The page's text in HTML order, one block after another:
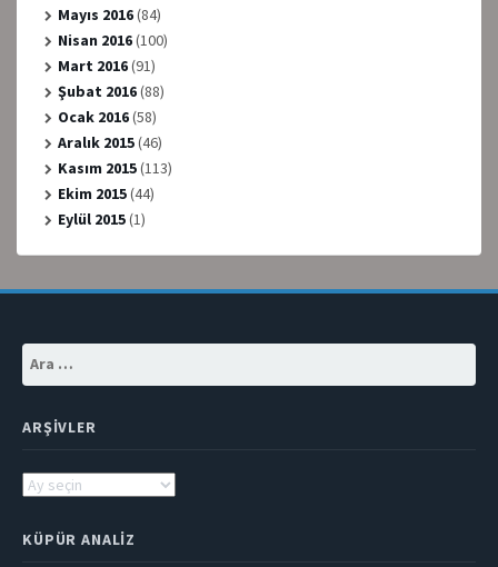
Mayıs 2016(84)
Nisan 2016(100)
Mart 2016(91)
Şubat 2016(88)
Ocak 2016(58)
Aralık 2015(46)
Kasım 2015(113)
Ekim 2015(44)
Eylül 2015(1)
Arama:
ARŞIVLER
Arşivler
KÜPÜR ANALIZ